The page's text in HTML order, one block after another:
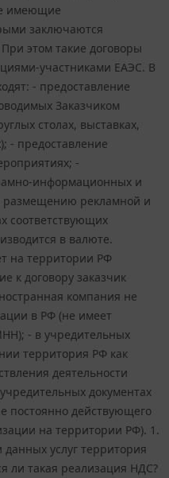
имеющие
заключаются
этом такие договоры
участниками ЕАЭС. В
- предоставление
Заказчиком
столах, выставках,
- предоставление
-
информационных и
размещению рекламной и
соответствующих
в валюте.
на территории РФ
к договору заказчик
компания не
в РФ (не имеет
- в учредительных
территория РФ как
деятельности
документах
постоянно действующего
на территории РФ). 1.
услуг территория
ли такая реализация НДС?